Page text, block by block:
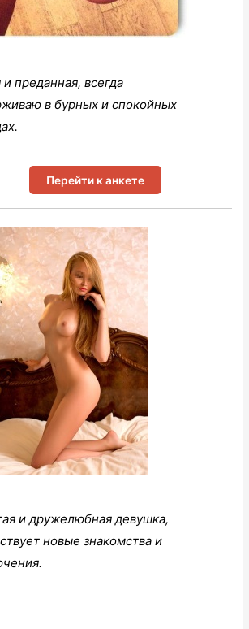
преданная, всегда
в бурных и спокойных
Перейти к анкете
и дружелюбная девушка,
новые знакомства и